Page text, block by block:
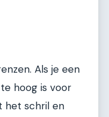
Als je een
hoog is voor
het schril en